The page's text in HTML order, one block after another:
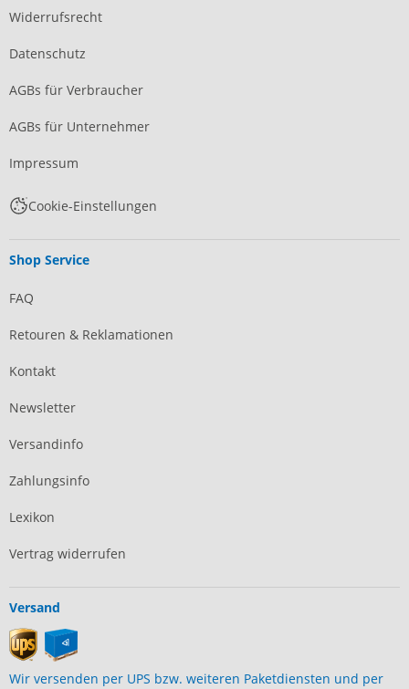
Widerrufsrecht
Datenschutz
AGBs für Verbraucher
AGBs für Unternehmer
Impressum
Cookie-Einstellungen
Shop Service
FAQ
Retouren & Reklamationen
Kontakt
Newsletter
Versandinfo
Zahlungsinfo
Lexikon
Vertrag widerrufen
Versand
Wir versenden per UPS bzw. weiteren Paketdiensten und per